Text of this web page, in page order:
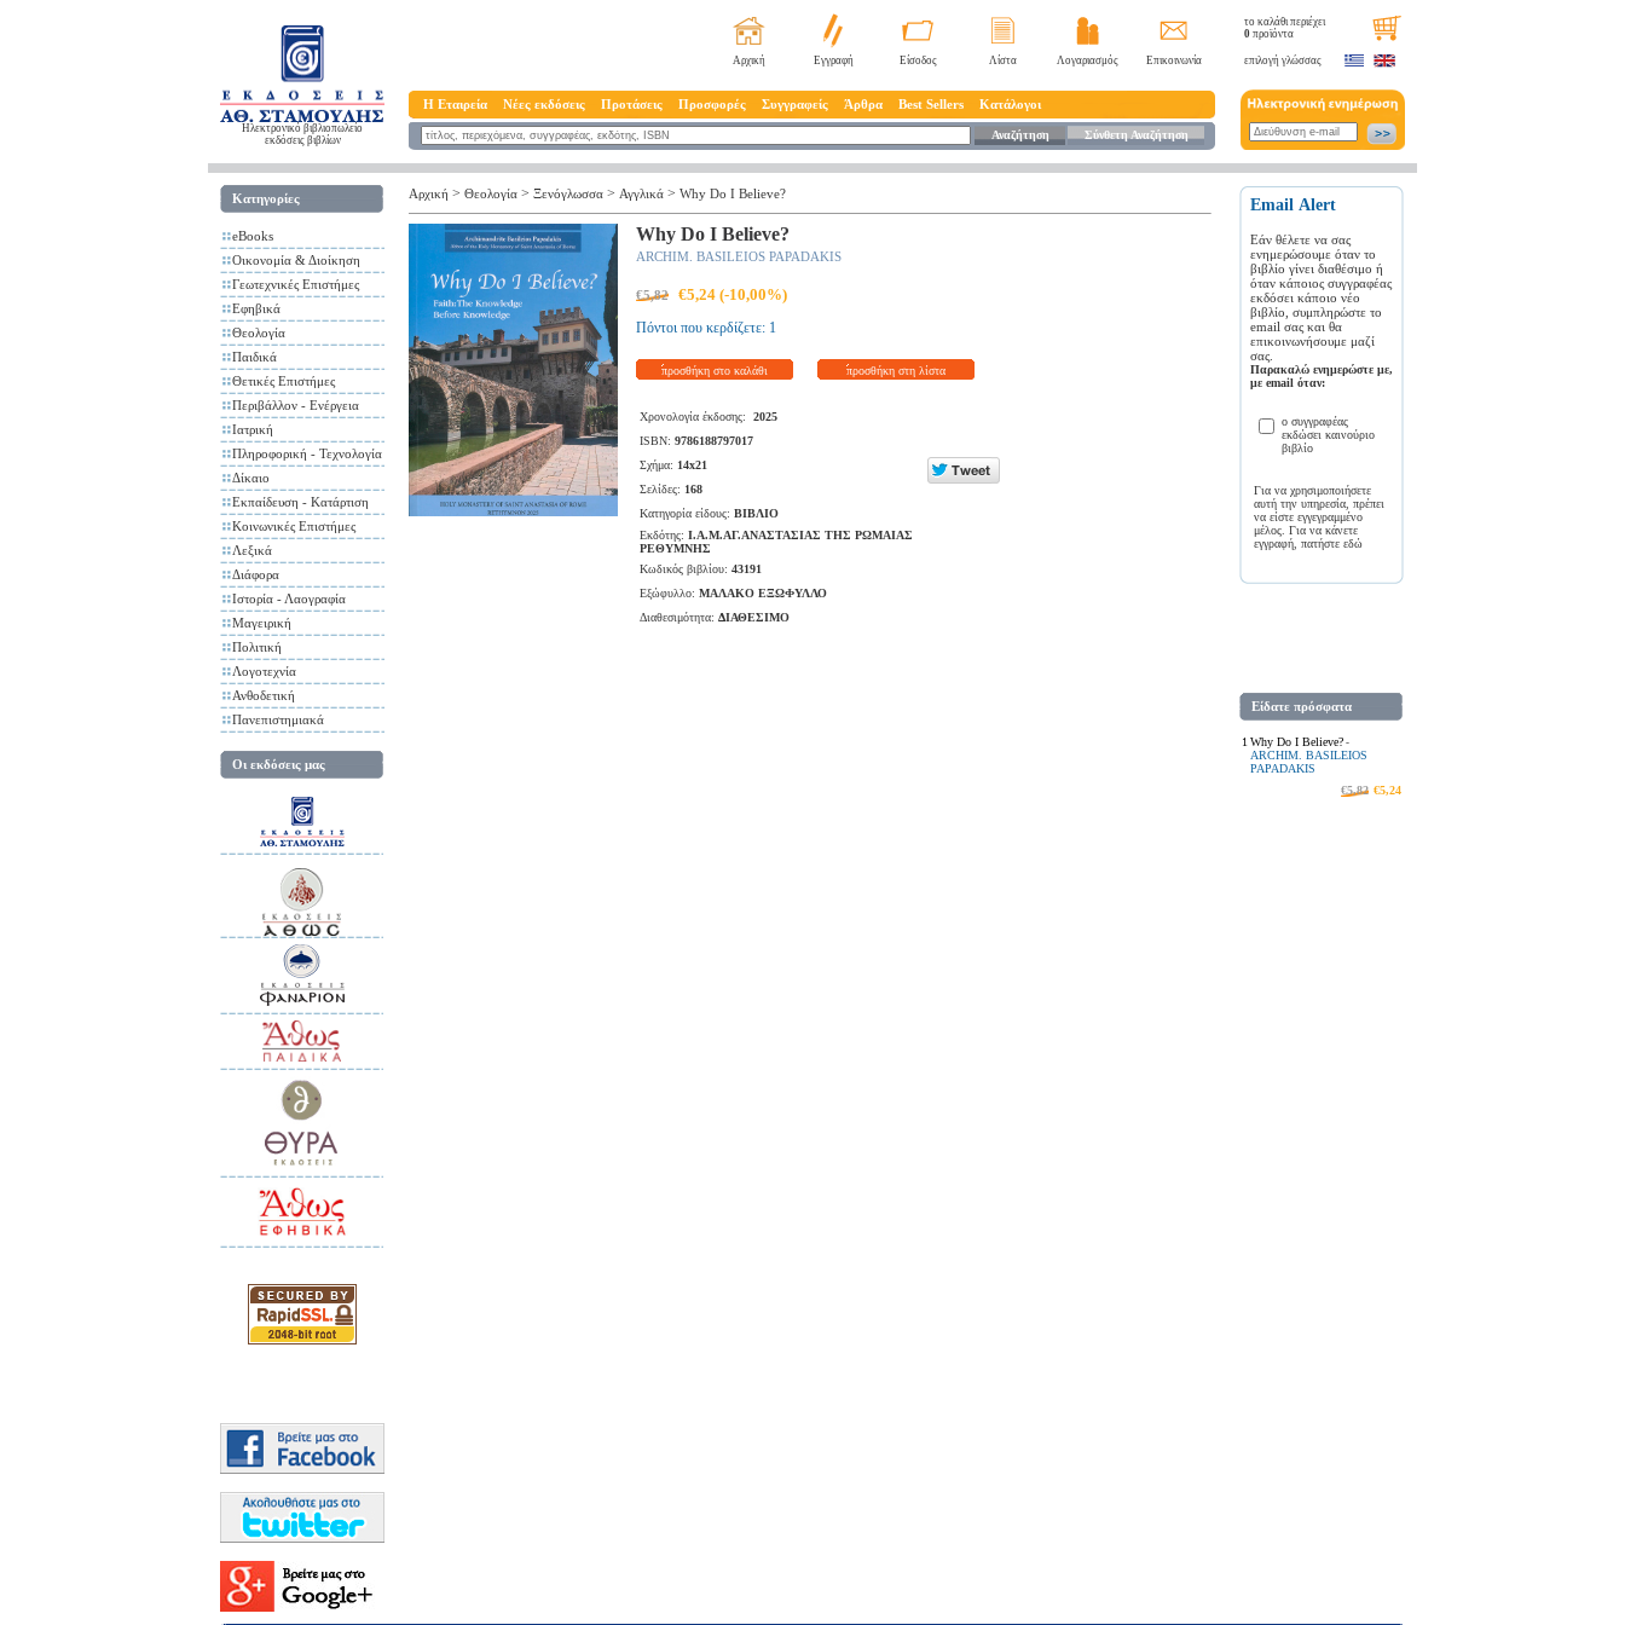
Ηλεκτρονικό βιβλιοπωλείο
εκδόσεις βιβλίων
Αρχική Εγγραφή Είσοδος Λίστα Λογαριασμός Επικοινωνία
Η Εταιρεία Νέες εκδόσεις Προτάσεις Προσφορές Συγγραφείς Άρθρα Best Sellers Κατάλογοι
Αναζήτηση Σύνθετη Αναζήτηση
το καλάθι περιέχει
0 προϊόντα
επιλογή γλώσσας
Κατηγορίες
eBooks
Οικονομία & Διοίκηση
Γεωτεχνικές Επιστήμες
Εφηβικά
Θεολογία
Παιδικά
Θετικές Επιστήμες
Περιβάλλον - Ενέργεια
Ιατρική
Πληροφορική - Τεχνολογία
Δίκαιο
Εκπαίδευση - Κατάρτιση
Κοινωνικές Επιστήμες
Λεξικά
Διάφορα
Ιστορία - Λαογραφία
Μαγειρική
Πολιτική
Λογοτεχνία
Ανθοδετική
Πανεπιστημιακά
Οι εκδόσεις μας
Αρχική > Θεολογία > Ξενόγλωσσα > Αγγλικά > Why Do I Believe?
Why Do I Believe?
ARCHIM. BASILEIOS PAPADAKIS
€5,82 €5,24 (-10,00%)
Πόντοι που κερδίζετε: 1
προσθήκη στο καλάθι προσθήκη στη λίστα
Χρονολογία έκδοσης:
2025
ISBN: 9786188797017
Σχήμα: 14x21
Σελίδες: 168
Κατηγορία είδους: ΒΙΒΛΙΟ
Εκδότης: Ι.Α.Μ.ΑΓ.ΑΝΑΣΤΑΣΙΑΣ ΤΗΣ ΡΩΜΑΙΑΣ
ΡΕΘΥΜΝΗΣ
Κωδικός βιβλίου: 43191
Εξώφυλλο: ΜΑΛΑΚΟ ΕΞΩΦΥΛΛΟ
Διαθεσιμότητα: ΔΙΑΘΕΣΙΜΟ
Εmail Αlert
Εάν θέλετε να σας
ενημερώσουμε όταν το
βιβλίο γίνει διαθέσιμο ή
όταν κάποιος συγγραφέας
εκδόσει κάποιο νέο
βιβλίο, συμπληρώστε το
email σας και θα
επικοινωνήσουμε μαζί
σας.
Παρακαλώ ενημερώστε με,
με email όταν:
ο συγγραφέας
εκδώσει καινούριο
βιβλίο
Για να χρησιμοποιήσετε
αυτή την υπηρεσία, πρέπει
να είστε εγγεγραμμένο
μέλος. Για να κάνετε
εγγραφή, πατήστε εδώ
Είδατε πρόσφατα
1 Why Do I Believe? -
ARCHIM. BASILEIOS
PAPADAKIS
€5,82 €5,24